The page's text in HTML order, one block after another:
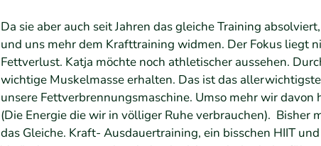
Da sie aber auch seit Jahren das gleiche Training
und uns mehr dem Krafttraining widmen. Der Fokus liegt
Fettverlust. Katja möchte noch athletischer aussehen.
wichtige Muskelmasse erhalten. Das ist das
unsere Fettverbrennungsmaschine. Umso mehr wir
(Die Energie die wir in völliger Ruhe verbrauchen). Bisher
das Gleiche. Kraft- Ausdauertraining, ein bisschen HIIT